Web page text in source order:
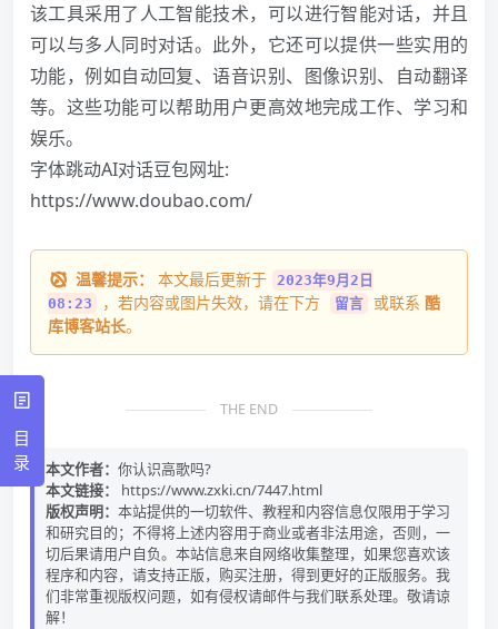
该工具采用了人工智能技术，可以进行智能对话，并且
可以与多人同时对话。此外，它还可以提供一些实用的
功能，例如自动回复、语音识别、图像识别、自动翻译
等。这些功能可以帮助用户更高效地完成工作、学习和
娱乐。
字体跳动AI对话豆包网址:
https://www.doubao.com/
温馨提示： 本文最后更新于 2023年9月2日
08:23
，若内容或图片失效，请在下方 留言 或联系 酷
库博客站长。
THE END
本文作者： 你认识高歌吗?
本文链接：
https://www.zxki.cn/7447.html
版权声明： 本站提供的一切软件、教程和内容信息仅限用于学习
和研究目的；不得将上述内容用于商业或者非法用途，否则，一
切后果请用户自负。本站信息来自网络收集整理，如果您喜欢该
程序和内容，请支持正版，购买注册，得到更好的正版服务。我
们非常重视版权问题，如有侵权请邮件与我们联系处理。敬请谅
解！
目
录